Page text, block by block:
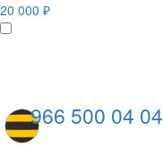
20 000 ₽
966 500 04 04